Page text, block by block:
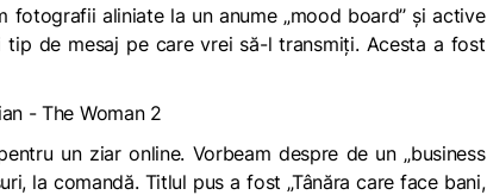
aliniate la un anume „mood board’’ și active
de mesaj pe care vrei să-l transmiți. Acesta a fost
un ziar online. Vorbeam despre de un „business
la comandă. Titlul pus a fost „Tânăra care face bani,